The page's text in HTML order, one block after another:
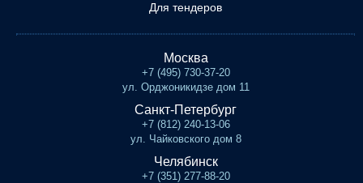
Для тендеров
Москва
+7 (495) 730-37-20
ул. Орджоникидзе дом 11
Санкт-Петербург
+7 (812) 240-13-06
ул. Чайковского дом 8
Челябинск
+7 (351) 277-88-20